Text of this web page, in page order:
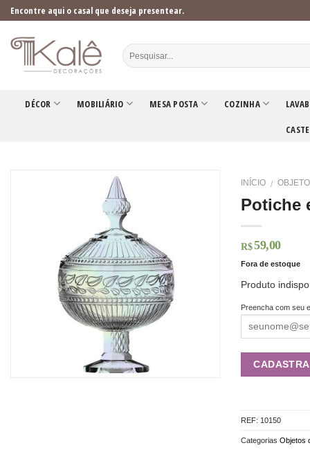
Skip
to
content
Encontre aqui o casal que deseja presentear.
DÉCOR MOBILIÁRIO MESA POSTA COZINHA
INÍCIO /
Potiche
R$ 59,00
Fora de estoque
Produto
Preencha com seu
REF: 10150
CategoriasObjetos